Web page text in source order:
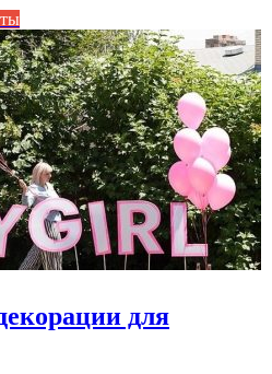
для